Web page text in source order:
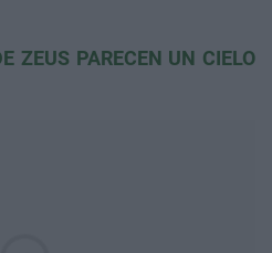
ZEUS PARECEN UN CIELO